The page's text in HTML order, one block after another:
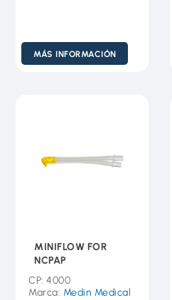
MÁS INFORMACIÓN
MINIFLOW FOR
NCPAP
CP: 4000
Marca: Medin Medical